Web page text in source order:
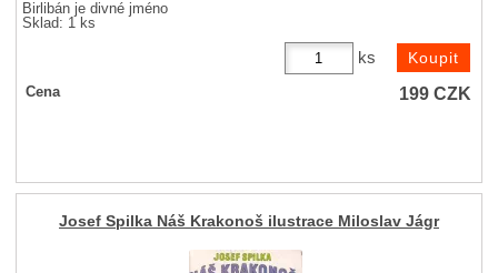
Birlibán je divné jméno
Sklad: 1 ks
ks
Cena 199CZK
Josef Spilka Náš Krakonoš ilustrace Miloslav Jágr